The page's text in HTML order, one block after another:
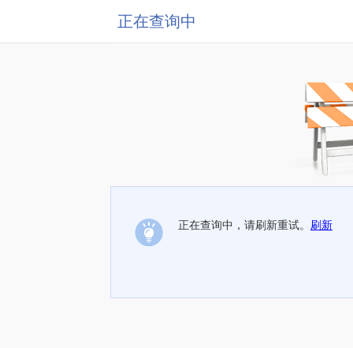
正在查询中
正在查询中，请刷新重试。 刷新